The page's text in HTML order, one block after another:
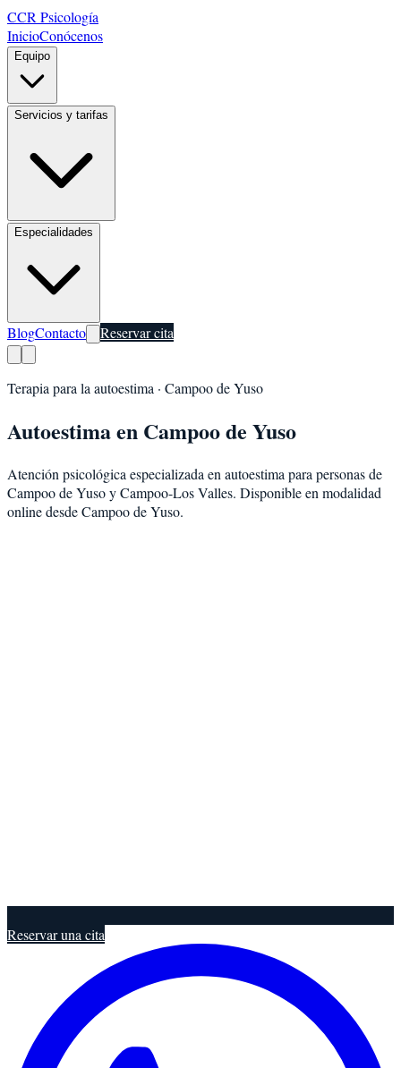
CCR Psicología
InicioConócenos
Equipo
Servicios y tarifas
Especialidades
BlogContacto Reservar cita
Terapia para la autoestima · Campoo de Yuso
Autoestimaen Campoo de Yuso
Atención psicológica especializada en autoestima para personas de
Campoo de YusoyCampoo-Los Valles. Disponible en modalidad
online desde Campoo de Yuso.
Reservar una cita